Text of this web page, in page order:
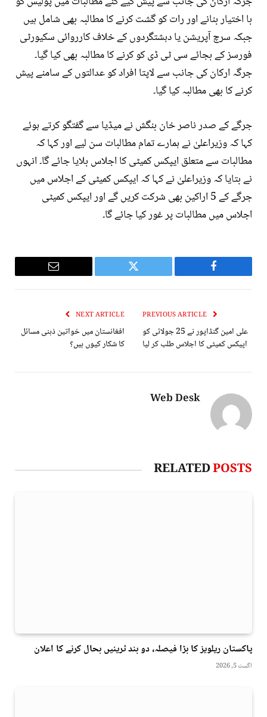
با اختیار بنانے اور رات کو گشت کرنے کا مطالبہ بھی شامل ہیں
جبکہ سرچ آپریشن یا دہشتگردوں کے خلاف کارروائی سکیورٹی
فورسز کے بجائے سی ٹی ڈی کو کرنے کا مطالبہ بھی کیا گیا۔
جرگہ ارکان کی جانب سے لاپتا افراد کو عدالتوں کے سامنے پیش
کرنے کا بھی مطالبہ کیا گیا۔
جرگے کے صدر ناصر خان بنگش نے میڈیا سے گفتگو کرتے ہوئے
کہا کہ وزیراعلیٰ نے ہمارے تمام مطالبات سن لیے اور کہا کہ
مطالبات سے متعلق ایپکس کمیٹی کا اجلاس بلایا جائے گا۔ انہوں
نے بتایا کہ وزیراعلیٰ نے کہا کہ ایپکس کمیٹی کے اجلاس میں
جرگے کے 5 اراکین بھی شرکت کریں گے اور ایپکس کمیٹی
اجلاس میں مطالبات پر غور کیا جائے گا۔
Facebook
Twitter
Email
علی امین گنڈاپور نے 25 جولائی کو
اپیکس کمیٹی کا اجلاس طلب کر لیا
NEXT ARTICLE
افغانستان میں خواتین ذہنی مسائل
کا شکار کیوں ہیں؟
Web Desk
RELATEDPOSTS
پاکستان ریلویز کا بڑا فیصلہ، دو بند ٹرینیں بحال کرنے کا اعلان
اگست 5, 2026